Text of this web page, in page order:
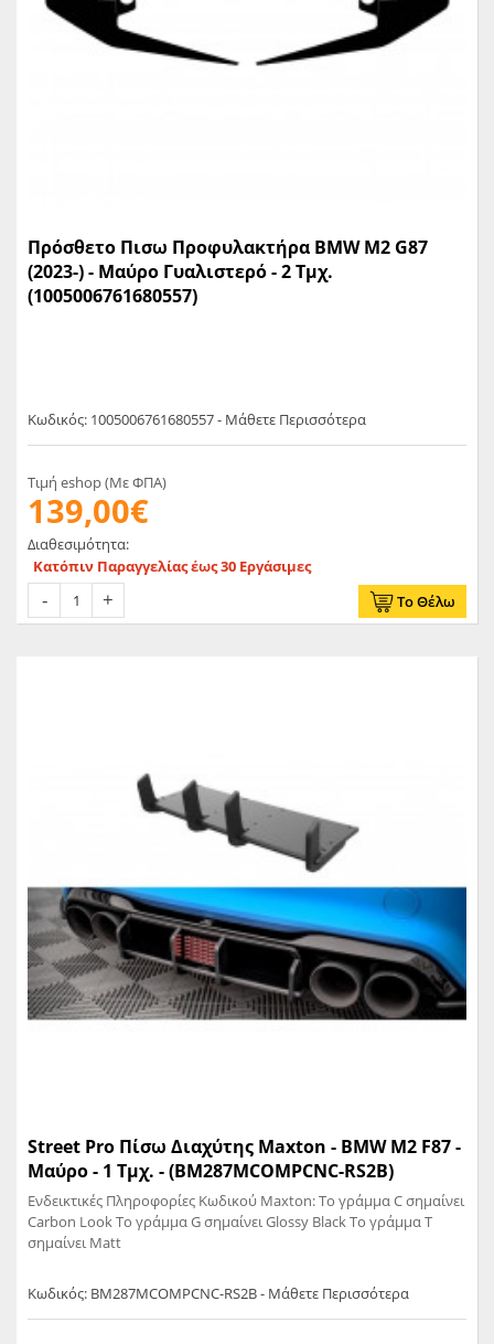
Πρόσθετο Πισω Προφυλακτήρα BMW M2 G87
(2023-) - Μαύρο Γυαλιστερό - 2 Τμχ.
(1005006761680557)
Κωδικός: 1005006761680557 - Μάθετε Περισσότερα
Τιμή eshop (Με ΦΠΑ)
139,00€
Διαθεσιμότητα:
Κατόπιν Παραγγελίας έως 30 Εργάσιμες
Το Θέλω
Street Pro Πίσω Διαχύτης Maxton - BMW M2 F87 -
Μαύρο - 1 Τμχ. - (BM287MCOMPCNC-RS2B)
Ενδεικτικές Πληροφορίες Κωδικού Maxton: Το γράμμα C σημαίνει
Carbon Look Το γράμμα G σημαίνει Glossy Black Το γράμμα T
σημαίνει Matt
Κωδικός: BM287MCOMPCNC-RS2B - Μάθετε Περισσότερα